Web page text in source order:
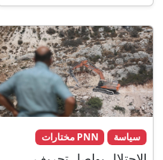
سياسة PNN مختارات